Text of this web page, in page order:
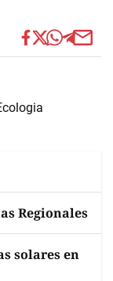
Regionales
solares en